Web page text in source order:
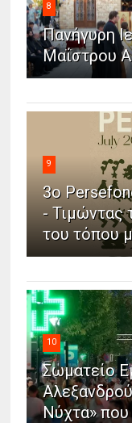
8
Πανήγυρη
Μαΐστρου
9
3ο
- Τιμώντας
του τόπου
10
Σωματείο
Νύχτα» που